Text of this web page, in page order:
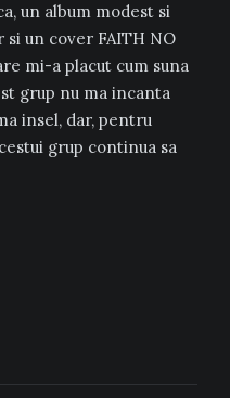
un album modest si
un cover FAITH NO
mi-a placut cum suna
grup nu ma incanta
insel, dar, pentru
grup continua sa